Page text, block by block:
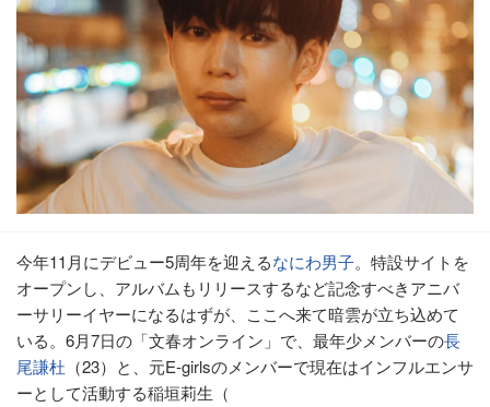
今年11月にデビュー5周年を迎えるなにわ男子。特設サイトを
オープンし、アルバムもリリースするなど記念すべきアニバ
ーサリーイヤーになるはずが、ここへ来て暗雲が立ち込めて
いる。6月7日の「文春オンライン」で、最年少メンバーの長
尾謙杜 （23）と、元E-girlsのメンバーで現在はインフルエンサ
ーとして活動する稲垣莉生（